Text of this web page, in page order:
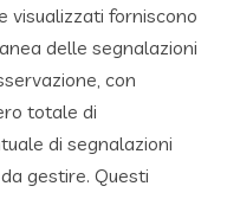
visualizzati forniscono
delle segnalazioni
con
totale di
di segnalazioni
gestire. Questi